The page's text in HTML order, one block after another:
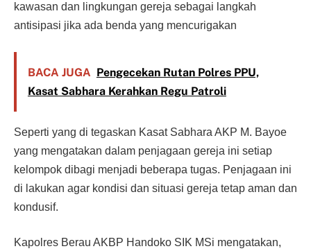
kawasan dan lingkungan gereja sebagai langkah
antisipasi jika ada benda yang mencurigakan
BACA JUGA Pengecekan Rutan Polres PPU,
Kasat Sabhara Kerahkan Regu Patroli
Seperti yang di tegaskan Kasat Sabhara AKP M. Bayoe
yang mengatakan dalam penjagaan gereja ini setiap
kelompok dibagi menjadi beberapa tugas. Penjagaan ini
di lakukan agar kondisi dan situasi gereja tetap aman dan
kondusif.
Kapolres Berau AKBP Handoko SIK MSi mengatakan,